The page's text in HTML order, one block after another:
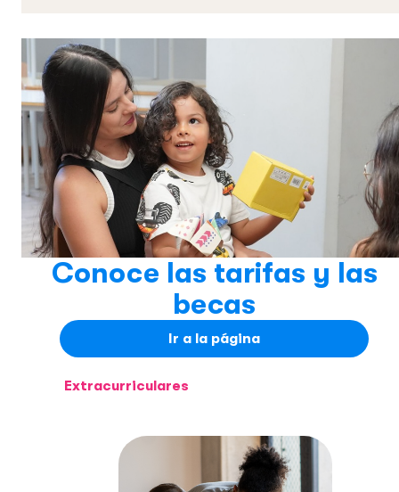
Conoce las tarifas y las
becas
Ir a la página
Extracurriculares